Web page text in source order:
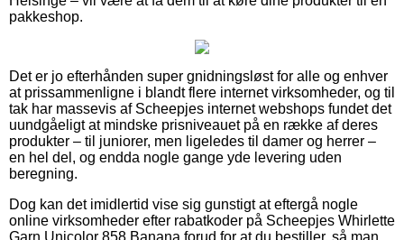
pakkeshop.
Det er jo efterhånden super gnidningsløst for alle og enhver
at prissammenligne i blandt flere internet virksomheder, og til
tak har massevis af Scheepjes internet webshops fundet det
uundgåeligt at mindske prisniveauet på en række af deres
produkter – til juniorer, men ligeledes til damer og herrer –
en hel del, og endda nogle gange yde levering uden
beregning.
Dog kan det imidlertid vise sig gunstigt at eftergå nogle
online virksomheder efter rabatkoder på Scheepjes Whirlette
Garn Unicolor 858 Banana forud for at du bestiller, så man